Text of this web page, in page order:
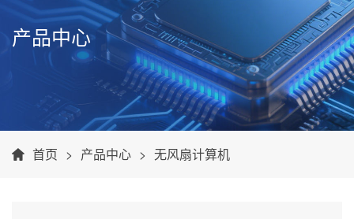
产品中心
首页 产品中心 无风扇计算机